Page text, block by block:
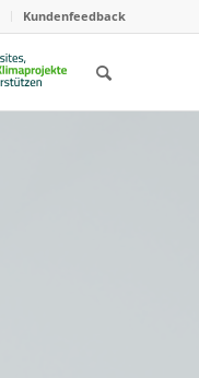
Kundenfeedback